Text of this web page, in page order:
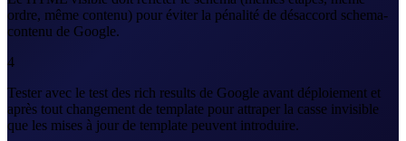
ordre, même contenu) pour éviter la pénalité de désaccord schema-
contenu de Google.
4
Tester avec le test des rich results de Google avant déploiement et
après tout changement de template pour attraper la casse invisible
que les mises à jour de template peuvent introduire.